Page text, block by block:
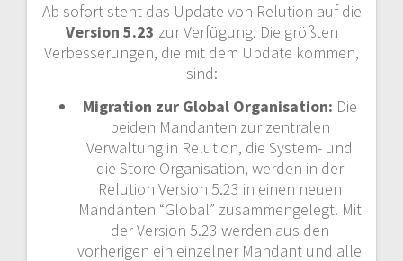
Ab sofort steht das Update von Relution auf die
Version 5.23 zur Verfügung. Die größten
Verbesserungen, die mit dem Update kommen,
sind:
Migration zur Global Organisation: Die
beiden Mandanten zur zentralen
Verwaltung in Relution, die System- und
die Store Organisation, werden in der
Relution Version 5.23 in einen neuen
Mandanten “Global” zusammengelegt. Mit
der Version 5.23 werden aus den
vorherigen ein einzelner Mandant und alle